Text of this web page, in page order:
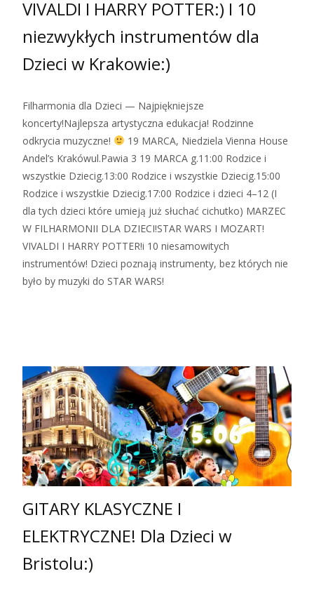
VIVALDI I HARRY POTTER:) I 10
niezwykłych instrumentów dla
Dzieci w Krakowie:)
Filharmonia dla Dzieci — Najpiękniejsze
koncerty!Najlepsza artystyczna edukacja! Rodzinne
odkrycia muzyczne!
19 MARCA, Niedziela Vienna House
Andel’s Krakówul.Pawia 3 19 MARCA g.11:00 Rodzice i
wszystkie Dziecig.13:00 Rodzice i wszystkie Dziecig.15:00
Rodzice i wszystkie Dziecig.17:00 Rodzice i dzieci 4–12 (I
dla tych dzieci które umieją już słuchać cichutko) MARZEC
W FILHARMONII DLA DZIECI!STAR WARS I MOZART!
VIVALDI I HARRY POTTER!i 10 niesamowitych
instrumentów! Dzieci poznają instrumenty, bez których nie
było by muzyki do STAR WARS!
GITARY KLASYCZNE I
ELEKTRYCZNE! Dla Dzieci w
Bristolu:)